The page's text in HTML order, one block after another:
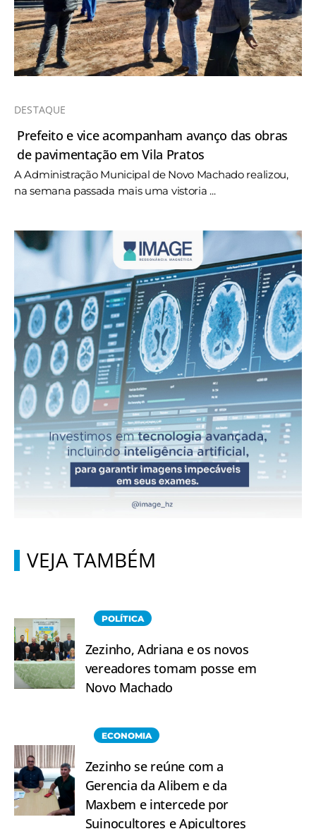
DESTAQUE
Prefeito e vice acompanham avanço das obras
de pavimentação em Vila Pratos
A Administração Municipal de Novo Machado realizou,
na semana passada mais uma vistoria ...
VEJA TAMBÉM
POLÍTICA
Zezinho, Adriana e os novos
vereadores tomam posse em
Novo Machado
ECONOMIA
Zezinho se reúne com a
Gerencia da Alibem e da
Maxbem e intercede por
Suinocultores e Apicultores